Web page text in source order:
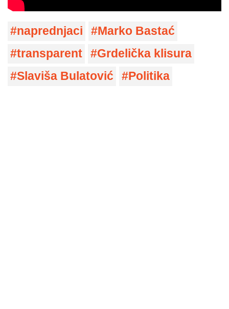
naprednjaci
Marko Bastać
transparent
Grdelička klisura
Slaviša Bulatović
Politika